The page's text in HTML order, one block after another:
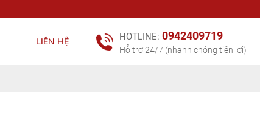
LIÊN HỆ HOTLINE: 0942409719
Hỗ trợ 24/7 (nhanh chóng tiện lợi)